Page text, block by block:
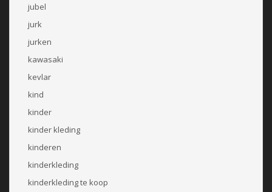
jubel
jurk
jurken
kawasaki
kevlar
kind
kinder
kinder kleding
kinderen
kinderkleding
kinderkleding te koop